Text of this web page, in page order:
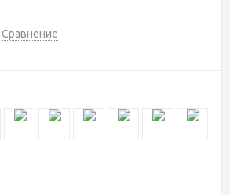
Сравнение